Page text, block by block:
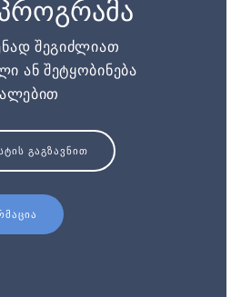
შეგიძლიათ
ან შეტყობინება
ᲒᲐᲒᲖᲐᲕᲜᲘᲗ